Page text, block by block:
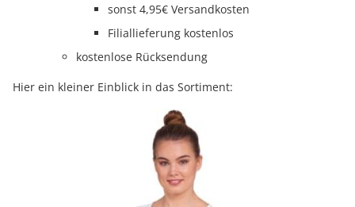
sonst 4,95€ Versandkosten
Filiallieferung kostenlos
kostenlose Rücksendung
Hier ein kleiner Einblick in das Sortiment: